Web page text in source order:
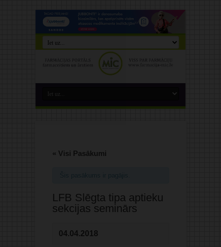
« Visi Pasākumi
Šis pasākums ir pagājis.
LFB Slēgta tipa aptieku
sekcijas seminārs
04.04.2018